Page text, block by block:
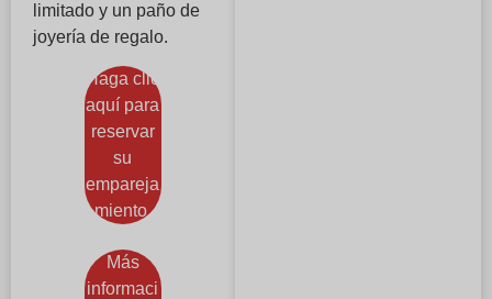
limitado y un paño de
joyería de regalo.
Haga clic
aquí para
reservar
su
empareja
miento.
Más
informaci